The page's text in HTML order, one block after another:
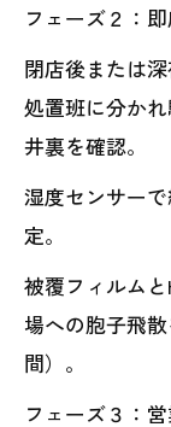
フェーズ２：即
閉店後または
処置班に分か
井裏を確認。
湿度センサー
定。
被覆フィルム
場への胞子飛
間）。
フェーズ３：